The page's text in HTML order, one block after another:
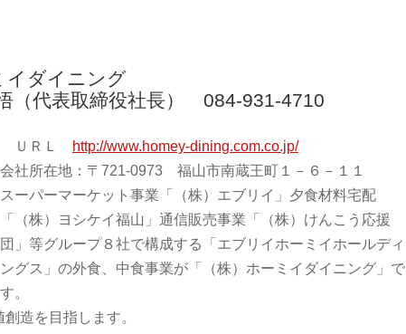
ダイニング
（代表取締役社長） 084-931-4710
ＵＲＬ
http://www.homey-dining.com.co.jp/
会社所在地：〒721-0973 福山市南蔵王町１－６－１１
スーパーマーケット事業「（株）エブリイ」夕食材料宅配
「（株）ヨシケイ福山」通信販売事業「（株）けんこう応援
団」等グループ８社で構成する「エブリイホーミイホールディ
ングス」の外食、中食事業が「（株）ホーミイダイニング」で
す。
造を目指します。